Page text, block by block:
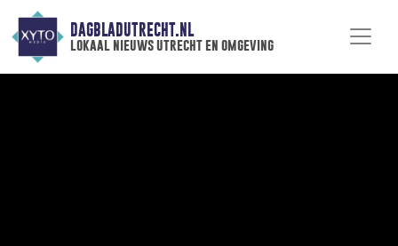
DAGBLADUTRECHT.NL
lokaal nieuws utrecht en omgeving